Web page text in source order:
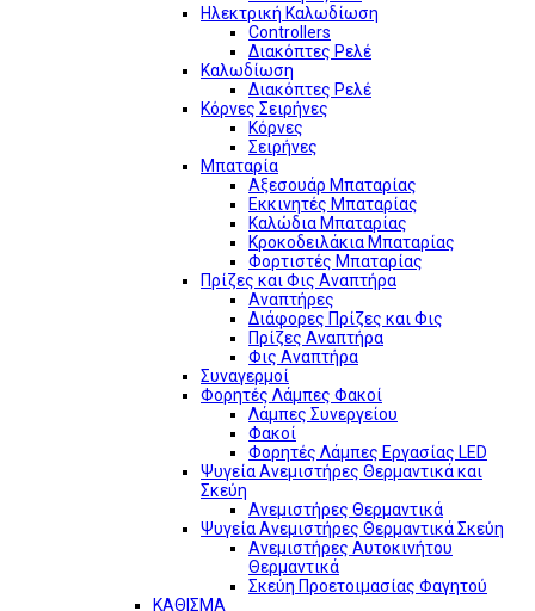
Ηλεκτρική Καλωδίωση
Controllers
Διακόπτες Ρελέ
Καλωδίωση
Διακόπτες Ρελέ
Κόρνες Σειρήνες
Κόρνες
Σειρήνες
Μπαταρία
Αξεσουάρ Μπαταρίας
Εκκινητές Μπαταρίας
Καλώδια Μπαταρίας
Κροκοδειλάκια Μπαταρίας
Φορτιστές Μπαταρίας
Πρίζες και Φις Αναπτήρα
Αναπτήρες
Διάφορες Πρίζες και Φις
Πρίζες Αναπτήρα
Φις Αναπτήρα
Συναγερμοί
Φορητές Λάμπες Φακοί
Λάμπες Συνεργείου
Φακοί
Φορητές Λάμπες Εργασίας LED
Ψυγεία Ανεμιστήρες Θερμαντικά και
Σκεύη
Ανεμιστήρες Θερμαντικά
Ψυγεία Ανεμιστήρες Θερμαντικά Σκεύη
Ανεμιστήρες Αυτοκινήτου
Θερμαντικά
Σκεύη Προετοιμασίας Φαγητού
ΚΑΘΙΣΜΑ